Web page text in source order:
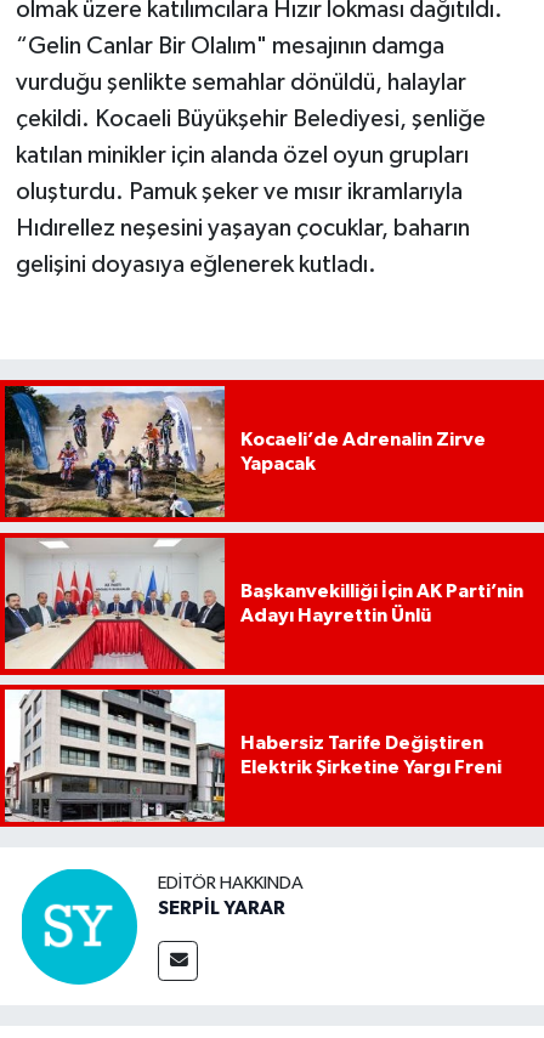
olmak üzere katılımcılara Hızır lokması dağıtıldı.
“Gelin Canlar Bir Olalım" mesajının damga
vurduğu şenlikte semahlar dönüldü, halaylar
çekildi. Kocaeli Büyükşehir Belediyesi, şenliğe
katılan minikler için alanda özel oyun grupları
oluşturdu. Pamuk şeker ve mısır ikramlarıyla
Hıdırellez neşesini yaşayan çocuklar, baharın
gelişini doyasıya eğlenerek kutladı.
Kocaeli’de Adrenalin Zirve
Yapacak
Başkanvekilliği İçin AK Parti’nin
Adayı Hayrettin Ünlü
Habersiz Tarife Değiştiren
Elektrik Şirketine Yargı Freni
EDITÖR HAKKINDA
SERPİL YARAR